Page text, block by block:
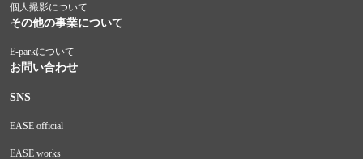
個人撮影について
その他の事業について
E-parkについて
お問い合わせ
SNS
EASE official
EASE works